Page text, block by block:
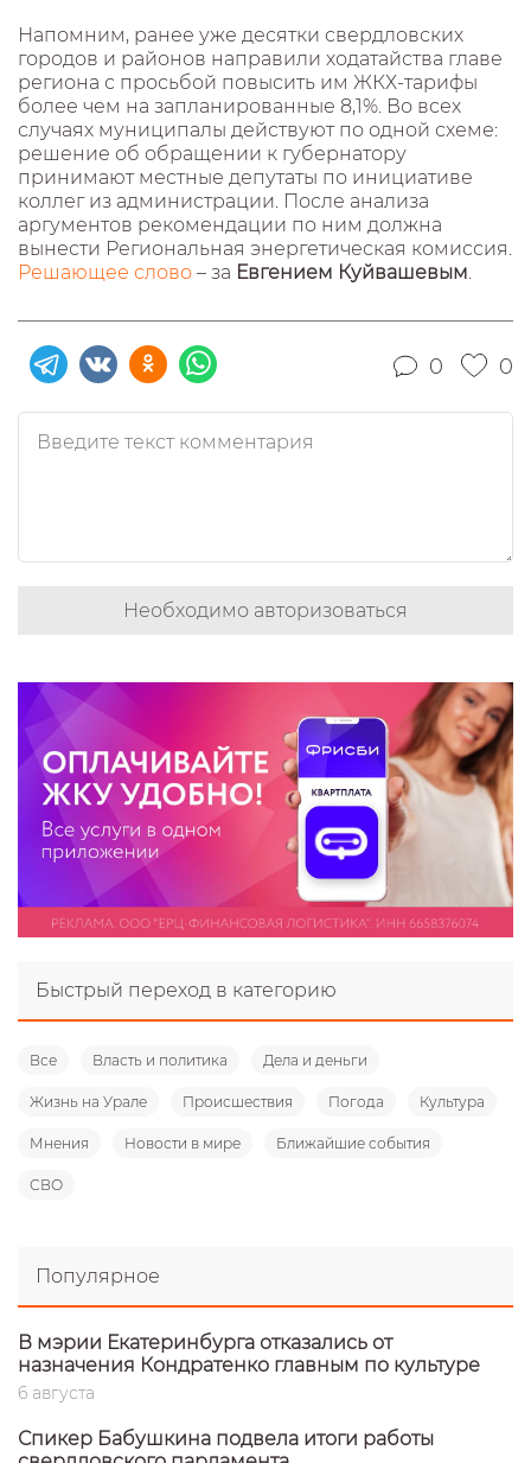
Напомним, ранее уже десятки свердловских
городов и районов направили ходатайства главе
региона с просьбой повысить им ЖКХ-тарифы
более чем на запланированные 8,1%. Во всех
случаях муниципалы действуют по одной схеме:
решение об обращении к губернатору
принимают местные депутаты по инициативе
коллег из администрации. После анализа
аргументов рекомендации по ним должна
вынести Региональная энергетическая комиссия.
Решающее слово – за Евгением Куйвашевым.
0 0
Необходимо авторизоваться
Быстрый переход в категорию
Все Власть и политика Дела и деньги
Жизнь на Урале Происшествия Погода Культура
Мнения Новости в мире Ближайшие события
СВО
Популярное
В мэрии Екатеринбурга отказались от
назначения Кондратенко главным по культуре
6 августа
Спикер Бабушкина подвела итоги работы